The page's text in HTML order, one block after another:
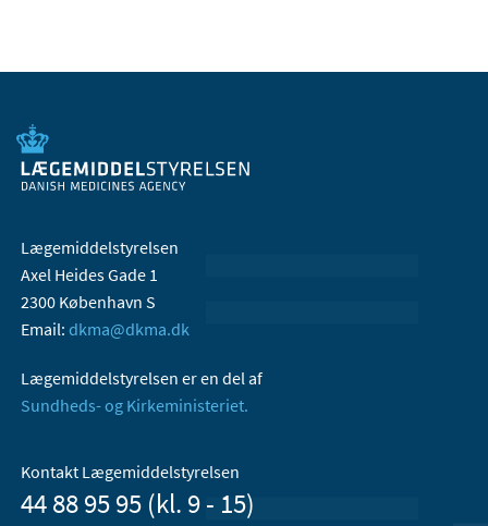
Lægemiddelstyrelsen
Axel Heides Gade 1
2300 København S
Email: dkma@dkma.dk
Lægemiddelstyrelsen er en del af
Sundheds- og Kirkeministeriet.
Kontakt Lægemiddelstyrelsen
44 88 95 95 (kl. 9 - 15)